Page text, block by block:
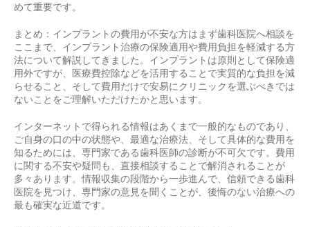
めて重要です。
まとめ：インプラントの費用が不安な方はまず歯科医院へ相談を
ここまで、インプラント治療の保険適用や費用負担を軽減する方
法について解説してきました。インプラントは原則として保険適
用外ですが、医療費控除などを活用することで実質的な負担を減
らせること、そして費用だけで安易にクリニックを選ぶべきでは
ないことをご理解いただけたかと思います。
インターネットで得られる情報はあくまで一般的なものであり、
ご自身の口の中の状態や、最適な治療法、そして具体的な費用を
知るためには、専門家である歯科医師の診断が不可欠です。費用
に関する不安や疑問も、直接相談することで解消されることが
多々あります。情報収集の段階から一歩進んで、信頼できる歯科
医院を見つけ、専門家の意見を聞くことが、後悔のない治療への
最も確実な近道です。